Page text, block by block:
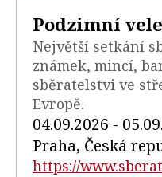
Podzimní
Největší setkání
známek, mincí,
sběratelstvi ve
Evropě.
04.09.2026 -
Praha, Česká
https://